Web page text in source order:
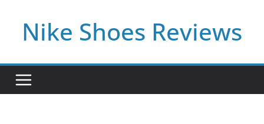
contentNike Shoes Reviews